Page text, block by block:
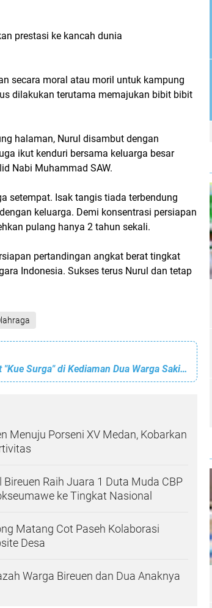
prestasi ke kancah dunia
secara moral atau moril untuk kampung
dilakukan terutama memajukan bibit bibit
halaman, Nurul disambut dengan
ikut kenduri bersama keluarga besar
Nabi Muhammad SAW.
setempat. Isak tangis tiada terbendung
keluarga. Demi konsentrasi persiapan
pulang hanya 2 tahun sekali.
pertandingan angkat berat tingkat
Indonesia. Sukses terus Nurul dan tetap
Kapolres Lhokseumawe Jemput "Kue Surga" di Kediaman Dua Warga Sakit dan Kurang Mampu di Sawang
Menuju Porseni XV Medan, Kobarkan
Raih Juara 1 Duta Muda CBP
ke Tingkat Nasional
Matang Cot Paseh Kolaborasi
Desa
Warga Bireuen dan Dua Anaknya